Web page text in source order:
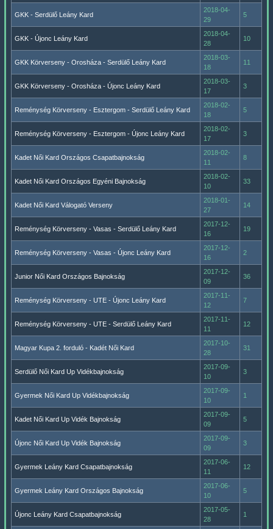
GKK - Serdülő Leány Kard
2018-04-
29
5
GKK - Újonc Leány Kard
2018-04-
28
10
GKK Körverseny - Orosháza - Serdülő Leány Kard
2018-03-
18
11
GKK Körverseny - Orosháza - Újonc Leány Kard
2018-03-
17
3
Reménység Körverseny - Esztergom - Serdülő Leány Kard
2018-02-
18
5
Reménység Körverseny - Esztergom - Újonc Leány Kard
2018-02-
17
3
Kadet Női Kard Országos Csapatbajnokság
2018-02-
11
8
Kadet Női Kard Országos Egyéni Bajnokság
2018-02-
10
33
Kadet Női Kard Válogató Verseny
2018-01-
27
14
Reménység Körverseny - Vasas - Serdülő Leány Kard
2017-12-
16
19
Reménység Körverseny - Vasas - Újonc Leány Kard
2017-12-
16
2
Junior Női Kard Országos Bajnokság
2017-12-
09
36
Reménység Körverseny - UTE - Újonc Leány Kard
2017-11-
12
7
Reménység Körverseny - UTE - Serdülő Leány Kard
2017-11-
11
12
Magyar Kupa 2. forduló - Kadét Női Kard
2017-10-
28
31
Serdülő Női Kard Up Vidékbajnokság
2017-09-
10
3
Gyermek Női Kard Up Vidékbajnokság
2017-09-
10
1
Kadet Női Kard Up Vidék Bajnokság
2017-09-
09
5
Újonc Női Kard Up Vidék Bajnokság
2017-09-
09
3
Gyermek Leány Kard Csapatbajnokság
2017-06-
11
12
Gyermek Leány Kard Országos Bajnokság
2017-06-
10
5
Újonc Leány Kard Csapatbajnokság
2017-05-
28
1